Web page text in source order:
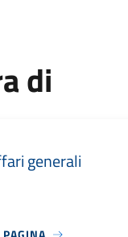
di
generali